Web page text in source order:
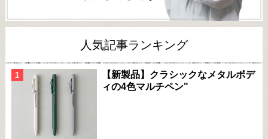
人気記事ランキング
【新製品】クラシックなメタルボデ
ィの4色マルチペン"